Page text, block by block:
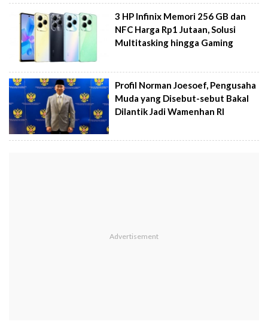
3 HP Infinix Memori 256 GB dan
NFC Harga Rp1 Jutaan, Solusi
Multitasking hingga Gaming
Profil Norman Joesoef, Pengusaha
Muda yang Disebut-sebut Bakal
Dilantik Jadi Wamenhan RI